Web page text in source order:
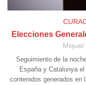
Elecciones
Miquel
Seguimiento de la
España y Catalunya
contenidos generados en